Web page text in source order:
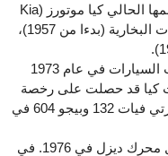
(Kyungsung Precision Industry) إلى اسمها الحالي كيا موتورز (Kia
Motors)، ولاحقا، بدأت كيا بصناعة الدراجات البخارية (بدءا من 1957)،
افتتحت الشركة أول مصنع متكامل لتركيب السيارات في عام 1973
كيا قد حصلت على رخصة
لتركيب سيارة فيات 124 في 1971، وسيارتي فيات 132 وبيجو 604 في
أنتجت كيا أول محرك بنزين في 1973 وأول محرك ديزل في 1976. في